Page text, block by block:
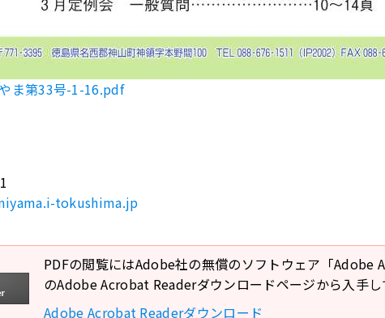
ま第33号-1-16.pdf
tokushima.jp
PDFの閲覧にはAdobe社の無償のソフトウェア「Adobe
のAdobe Acrobat Readerダウンロードページから入手し
Adobe Acrobat Readerダウンロード